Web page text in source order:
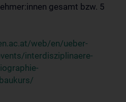
gesamt bzw. 5
web/en/ueber-
interdisziplinaere-